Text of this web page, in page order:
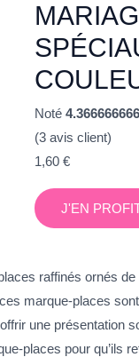
Noté
(3 avis client)
1,60 €
J'EN
raffinés ornés
marque-places
une présentation
places pour qu’ils